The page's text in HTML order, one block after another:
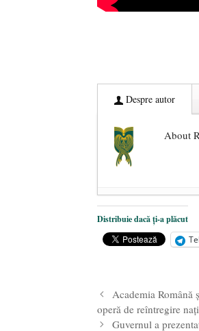
Despre autor
About
Dezvăluiri
Statul care
Legea
Distribuie dacă ți-a plăcut
Academia Română
operă de reîntregire
Guvernul a